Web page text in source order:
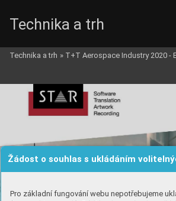
Žádost o souhlas s ukládáním
Pro základní fungování webu nepotřebujeme
Technika a trh
Technika a trh » T+T Aerospace Industry 2020 -